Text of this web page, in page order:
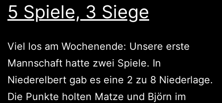
5 Spiele, 3 Siege
Viel los am Wochenende: Unsere erste
Mannschaft hatte zwei Spiele. In
Niederelbert gab es eine 2 zu 8 Niederlage.
Die Punkte holten Matze und Björn im